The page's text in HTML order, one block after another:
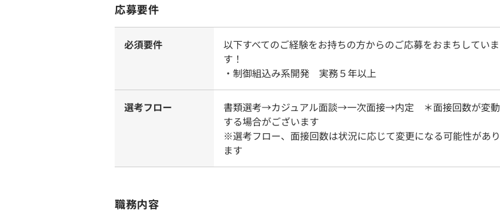
応募要件
必須要件
以下すべてのご経験をお持ちの方からのご応募をおまちしていま
す！
・制御組込み系開発 実務５年以上
選考フロー
書類選考→カジュアル面談→一次面接→内定 ＊面接回数が変動
する場合がございます
※選考フロー、面接回数は状況に応じて変更になる可能性があり
ます
職務内容